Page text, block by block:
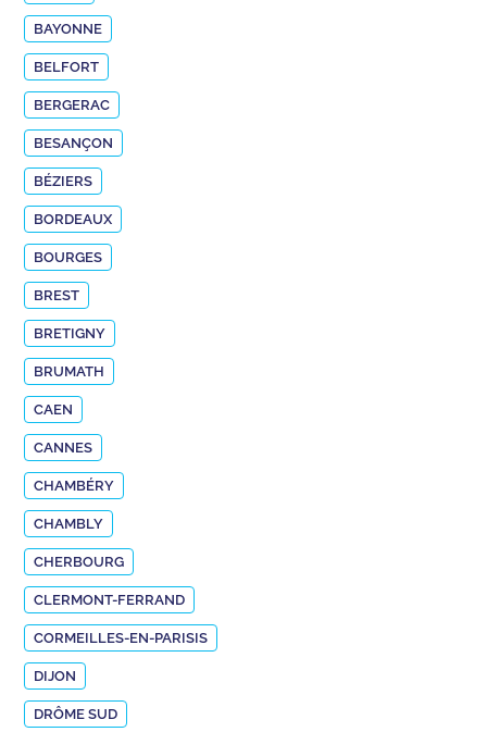
BAYONNE
BELFORT
BERGERAC
BESANÇON
BÉZIERS
BORDEAUX
BOURGES
BREST
BRETIGNY
BRUMATH
CAEN
CANNES
CHAMBÉRY
CHAMBLY
CHERBOURG
CLERMONT-FERRAND
CORMEILLES-EN-PARISIS
DIJON
DRÔME SUD